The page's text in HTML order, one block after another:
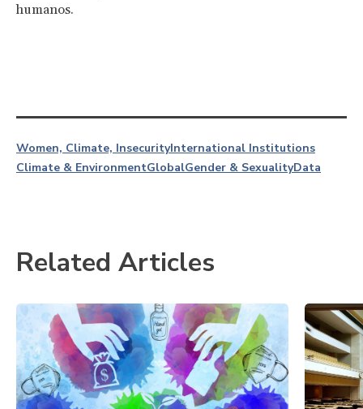
humanos.
Women, Climate, InsecurityInternational Institutions
Climate & EnvironmentGlobalGender & SexualityData
Related Articles